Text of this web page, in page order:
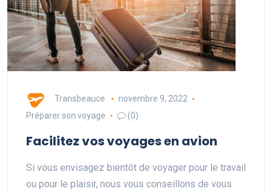
Transbeauce
novembre 9, 2022
Préparer son voyage
(0)
Facilitez vos voyages en avion
Si vous envisagez bientôt de voyager pour le travail
ou pour le plaisir, nous vous conseillons de vous